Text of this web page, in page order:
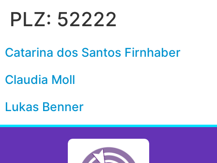
PLZ: 52222
Catarina dos Santos Firnhaber
Claudia Moll
Lukas Benner